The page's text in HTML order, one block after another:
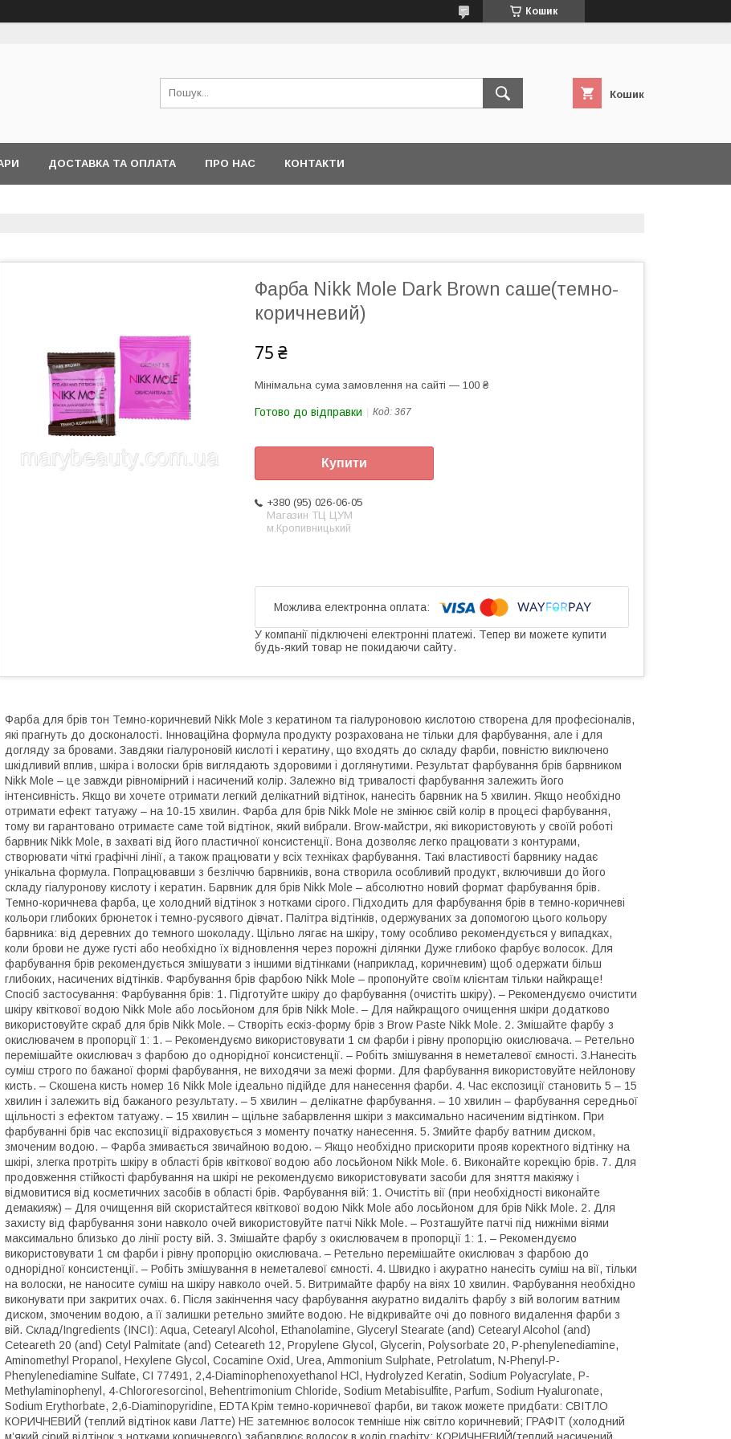
Кошик
Кошик
ДОСТАВКА ТА ОПЛАТА ПРО НАС КОНТАКТИ
Фарба Nikk Mole Dark Brown саше(темно-
коричневий)
75 ₴
Мінімальна сума замовлення на сайті — 100 ₴
Готово до відправки Код: 367
Купити
+380 (95) 026-06-05
Магазин ТЦ ЦУМ
м.Кропивницький
У компанії підключені електронні платежі. Тепер ви можете купити
будь-який товар не покидаючи сайту.
Фарба для брів тон Темно-коричневий Nikk Mole з кератином та гіалуроновою кислотою створена для професіоналів,
які прагнуть до досконалості. Інноваційна формула продукту розрахована не тільки для фарбування, але і для
догляду за бровами. Завдяки гіалуроновій кислоті і кератину, що входять до складу фарби, повністю виключено
шкідливий вплив, шкіра і волоски брів виглядають здоровими і доглянутими. Результат фарбування брів барвником
Nikk Mole – це завжди рівномірний і насичений колір. Залежно від тривалості фарбування залежить його
інтенсивність. Якщо ви хочете отримати легкий делікатний відтінок, нанесіть барвник на 5 хвилин. Якщо необхідно
отримати ефект татуажу – на 10-15 хвилин. Фарба для брів Nikk Mole не змінює свій колір в процесі фарбування,
тому ви гарантовано отримаєте саме той відтінок, який вибрали. Brow-майстри, які використовують у своїй роботі
барвник Nikk Mole, в захваті від його пластичної консистенції. Вона дозволяє легко працювати з контурами,
створювати чіткі графічні лінії, а також працювати у всіх техніках фарбування. Такі властивості барвнику надає
унікальна формула. Попрацювавши з безліччю барвників, вона створила особливий продукт, включивши до його
складу гіалуронову кислоту і кератин. Барвник для брів Nikk Mole – абсолютно новий формат фарбування брів.
Темно-коричнева фарба, це холодний відтінок з нотками сірого. Підходить для фарбування брів в темно-коричневі
кольори глибоких брюнеток і темно-русявого дівчат. Палітра відтінків, одержуваних за допомогою цього кольору
барвника: від деревних до темного шоколаду. Щільно лягає на шкіру, тому особливо рекомендується у випадках,
коли брови не дуже густі або необхідно їх відновлення через порожні ділянки Дуже глибоко фарбує волосок. Для
фарбування брів рекомендується змішувати з іншими відтінками (наприклад, коричневим) щоб одержати більш
глибоких, насичених відтінків. Фарбування брів фарбою Nikk Mole – пропонуйте своїм клієнтам тільки найкраще!
Спосіб застосування: Фарбування брів: 1. Підготуйте шкіру до фарбування (очистіть шкіру). – Рекомендуємо очистити
шкіру квіткової водою Nikk Mole або лосьйоном для брів Nikk Mole. – Для найкращого очищення шкіри додатково
використовуйте скраб для брів Nikk Mole. – Створіть ескіз-форму брів з Brow Paste Nikk Mole. 2. Змішайте фарбу з
окислювачем в пропорції 1: 1. – Рекомендуємо використовувати 1 см фарби і рівну пропорцію окислювача. – Ретельно
перемішайте окислювач з фарбою до однорідної консистенції. – Робіть змішування в неметалевої ємності. 3.Нанесіть
суміш строго по бажаної формі фарбування, не виходячи за межі форми. Для фарбування використовуйте нейлонову
кисть. – Скошена кисть номер 16 Nikk Mole ідеально підійде для нанесення фарби. 4. Час експозиції становить 5 – 15
хвилин і залежить від бажаного результату. – 5 хвилин – делікатне фарбування. – 10 хвилин – фарбування середньої
щільності з ефектом татуажу. – 15 хвилин – щільне забарвлення шкіри з максимально насиченим відтінком. При
фарбуванні брів час експозиції відраховується з моменту початку нанесення. 5. Змийте фарбу ватним диском,
змоченим водою. – Фарба змивається звичайною водою. – Якщо необхідно прискорити прояв коректного відтінку на
шкірі, злегка протріть шкіру в області брів квіткової водою або лосьйоном Nikk Mole. 6. Виконайте корекцію брів. 7. Для
продовження стійкості фарбування на шкірі не рекомендуємо використовувати засоби для зняття макіяжу і
відмовитися від косметичних засобів в області брів. Фарбування вій: 1. Очистіть вії (при необхідності виконайте
демакияж) – Для очищення вій скористайтеся квіткової водою Nikk Mole або лосьйоном для брів Nikk Mole. 2. Для
захисту від фарбування зони навколо очей використовуйте патчі Nikk Mole. – Розташуйте патчі під нижніми віями
максимально близько до лінії росту вій. 3. Змішайте фарбу з окислювачем в пропорції 1: 1. – Рекомендуємо
використовувати 1 см фарби і рівну пропорцію окислювача. – Ретельно перемішайте окислювач з фарбою до
однорідної консистенції. – Робіть змішування в неметалевої ємності. 4. Швидко і акуратно нанесіть суміш на вії, тільки
на волоски, не наносите суміш на шкіру навколо очей. 5. Витримайте фарбу на віях 10 хвилин. Фарбування необхідно
виконувати при закритих очах. 6. Після закінчення часу фарбування акуратно видаліть фарбу з вій вологим ватним
диском, змоченим водою, а її залишки ретельно змийте водою. Не відкривайте очі до повного видалення фарби з
вій. Склад/Ingredients (INCI): Aqua, Cetearyl Alcohol, Ethanolamine, Glyceryl Stearate (and) Cetearyl Alcohol (and)
Ceteareth 20 (and) Cetyl Palmitate (and) Ceteareth 12, Propylene Glycol, Glycerin, Polysorbate 20, P-phenylenediamine,
Aminomethyl Propanol, Hexylene Glycol, Cocamine Oxid, Urea, Ammonium Sulphate, Petrolatum, N-Phenyl-P-
Phenylenediamine Sulfate, CI 77491, 2,4-Diaminophenoxyethanol HCl, Hydrolyzed Keratin, Sodium Polyacrylate, P-
Methylaminophenyl, 4-Chlororesorcinol, Behentrimonium Chloride, Sodium Metabisulfite, Parfum, Sodium Hyaluronate,
Sodium Erythorbate, 2,6-Diaminopyridine, EDTA Крім темно-коричневої фарби, ви також можете придбати: СВІТЛО
КОРИЧНЕВИЙ (теплий відтінок кави Латте) НЕ затемнює волосок темніше ніж світло коричневий; ГРАФІТ (холодний